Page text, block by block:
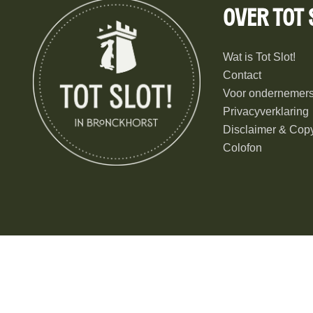
Over Tot
Wat is Tot Slot!
Contact
Voor
Privacyverklaring
Disclaimer &
Colofon